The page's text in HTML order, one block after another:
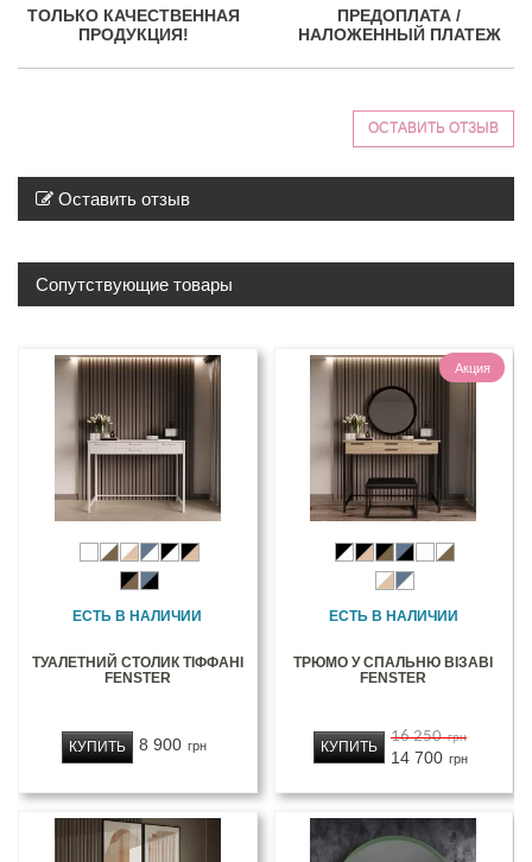
ТОЛЬКО КАЧЕСТВЕННАЯ
ПРОДУКЦИЯ!
ПРЕДОПЛАТА /
НАЛОЖЕННЫЙ ПЛАТЕЖ
ОСТАВИТЬ ОТЗЫВ
Оставить отзыв
Сопутствующие товары
ЕСТЬ В НАЛИЧИИ
ТУАЛЕТНИЙ СТОЛИК ТІФФАНІ
FENSTER
8 900 грн
КУПИТЬ
Акция
ЕСТЬ В НАЛИЧИИ
ТРЮМО У СПАЛЬНЮ ВІЗАВІ
FENSTER
16 250 грн
14 700 грн
КУПИТЬ